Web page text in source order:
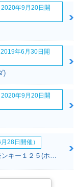
年9月20日開
年6月30日開
)
年9月20日開
28日開催）
やんばるぶにゃんきーさん:モンキー１２５(ホンダ)